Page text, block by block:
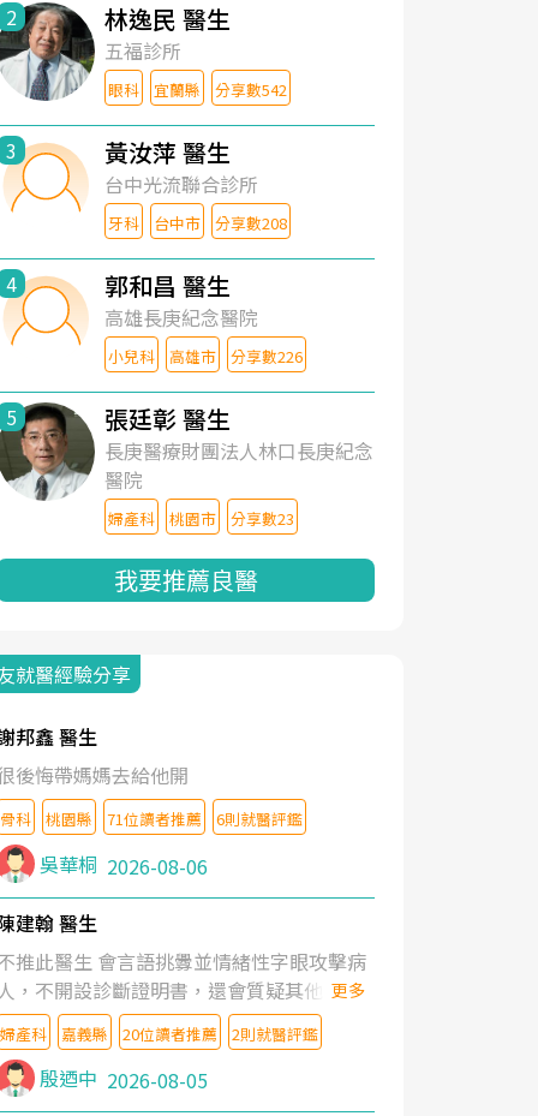
2 林逸民 醫生
五福診所
眼科 宜蘭縣 分享數542
3 黃汝萍 醫生
台中光流聯合診所
牙科 台中市 分享數208
4 郭和昌 醫生
高雄長庚紀念醫院
小兒科 高雄市 分享數226
5 張廷彰 醫生
長庚醫療財團法人林口長庚紀念
醫院
婦產科 桃園市 分享數23
我要推薦良醫
就醫經驗分享
邦鑫 醫生
後悔帶媽媽去給他開
骨科 桃園縣 71位讀者推薦 6則就醫評鑑
吳華桐 2026-08-06
建翰 醫生
推此醫生 會言語挑釁並情緒性字眼攻擊病
，不開設診斷證明書，還會質疑其他醫生
判斷！
更多
婦產科 嘉義縣 20位讀者推薦 2則就醫評鑑
殷迺中 2026-08-05